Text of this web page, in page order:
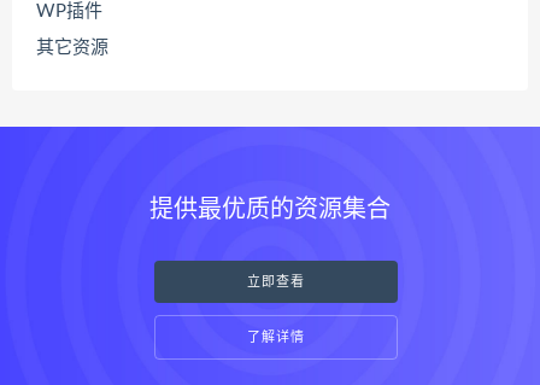
WP插件
其它资源
提供最优质的资源集合
立即查看
了解详情